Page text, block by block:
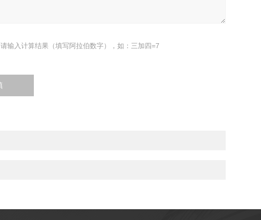
请输入计算结果（填写阿拉伯数字），如：三加四=7